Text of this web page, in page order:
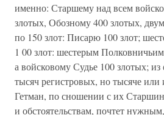
именно: Старшему над всем
злотых, Обозному 400 злотых,
по 150 злот: Писарю 100 злот;
1 00 злот: шестерым
а войсковому Судье 100 злотых; из
тысяч регистровых, но тысяче или
Гетман, по сношении с их
и обстоятельствам, почтет